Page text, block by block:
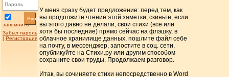
запомнить
Вход
Забыл пароль
| Регистрация
У меня сразу будет предложение: перед тем, как
вы продолжите чтение этой заметки, скиньте, если
вы этого давно не делали, свои стихи (все или
хотя бы последние) прямо сейчас на флэшку, в
облачное хранилище данных, пошлите файл себе
на почту, в мессенджер, запостите в соц. сети,
опубликуйте на Стихи.ру или другим способом
сохраните свои труды. Продолжаем разговор.
Итак, вы сочиняете стихи непосредственно в Word